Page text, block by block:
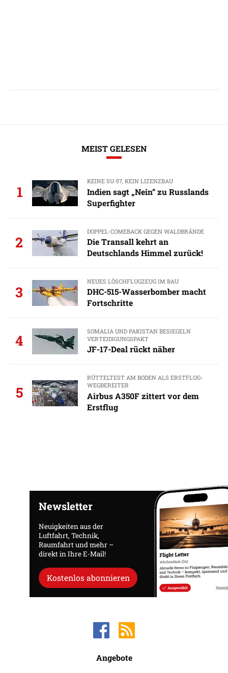
MEIST GELESEN
1
KEINE SU-57, KEIN LIZENZBAU
Indien sagt „Nein“ zu Russlands
Superfighter
2
DOPPEL-COMEBACK GEGEN WALDBRÄNDE
Die Transall kehrt an
Deutschlands Himmel zurück!
3
NEUES LÖSCHFLUGZEUG IM BAU
DHC-515-Wasserbomber macht
Fortschritte
4
SOMALIA UND PAKISTAN BESIEGELN
VERTEIDIGUNGSPAKT
JF-17-Deal rückt näher
5
RÜTTELTEST AM BODEN ALS ERSTFLUG-
WEGBEREITER
Airbus A350F zittert vor dem
Erstflug
Newsletter
Neuigkeiten aus der
Luftfahrt, Technik,
Raumfahrt und mehr –
direkt in Ihre E-Mail!
Kostenlos abonnieren
Angebote